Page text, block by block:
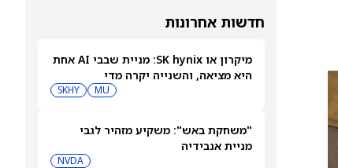
חדשות אחרונות
מיקרון או SK hynix: מניית שבבי AI אחת
היא מציאה, והשנייה יקרה מדי
MU
SKHY
"משחקת באש": משקיע מזהיר לגבי
מניית אנבידיה
NVDA